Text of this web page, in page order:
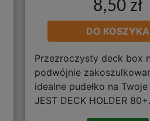
8,50 zł
DO KOSZYKA
Przezroczysty deck box
podwójnie
idealne pudełko na
JEST DECK HOLDER